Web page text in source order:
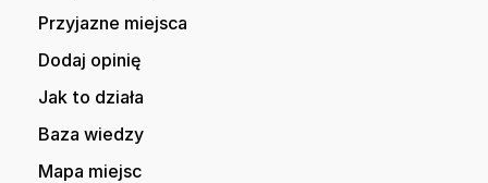
Przyjazne miejsca
Dodaj opinię
Jak to działa
Baza wiedzy
Mapa miejsc